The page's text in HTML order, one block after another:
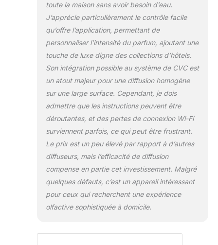
dilution de l'eau dans l'huile, de sorte
que vous pouvez obtenir les huiles
essentielles pures qui sont naturelles
les enfants et les animaux
domestiques. Utilisez le diffuseur
JCLOUD HVAC pour exercer le
meilleur effet des huiles essentielles. Il
est différent du diffuseur d'huiles
essentielles à ultrasons, il a besoin
d'eau avec des huiles, et vous avez
besoin de nettoyer la machine tous
les jours, sinon il sera nocif pour votre
santé. Grande capacité et sans
désordre : notre diffuseur d'huiles
aromatiques sans eau est livré avec
un flacon d'huile de 300 ml pour vous
permettre d'ajouter vos huiles
essentielles de lavande, de citron ou
tout arôme 360 huiles. Vous pouvez
également utiliser l'huile essentielle
machine. Il peut fonctionner pendant
toute la maison sans avoir besoin d’eau.
J’apprécie particulièrement le contrôle facile
qu’offre l’application, permettant de
personnaliser l’intensité du parfum, ajoutant une
touche de luxe digne des collections d’hôtels.
Son intégration possible au système de CVC est
un atout majeur pour une diffusion homogène
sur une large surface. Cependant, je dois
admettre que les instructions peuvent être
déroutantes, et des pertes de connexion Wi-Fi
surviennent parfois, ce qui peut être frustrant.
Le prix est un peu élevé par rapport à d’autres
diffuseurs, mais l’efficacité de diffusion
compense en partie cet investissement. Malgré
quelques défauts, c’est un appareil intéressant
pour ceux qui recherchent une expérience
olfactive sophistiquée à domicile.